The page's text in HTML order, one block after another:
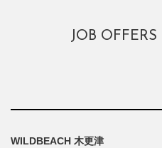
JOB OFFERS
WILDBEACH 木更津